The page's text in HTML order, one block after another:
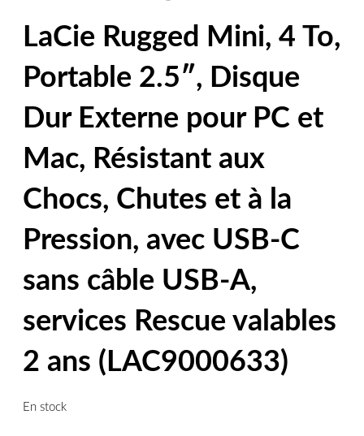
LaCie Rugged Mini, 4 To,
Portable 2.5″, Disque
Dur Externe pour PC et
Mac, Résistant aux
Chocs, Chutes et à la
Pression, avec USB-C
sans câble USB-A,
services Rescue valables
2 ans (LAC9000633)
En stock